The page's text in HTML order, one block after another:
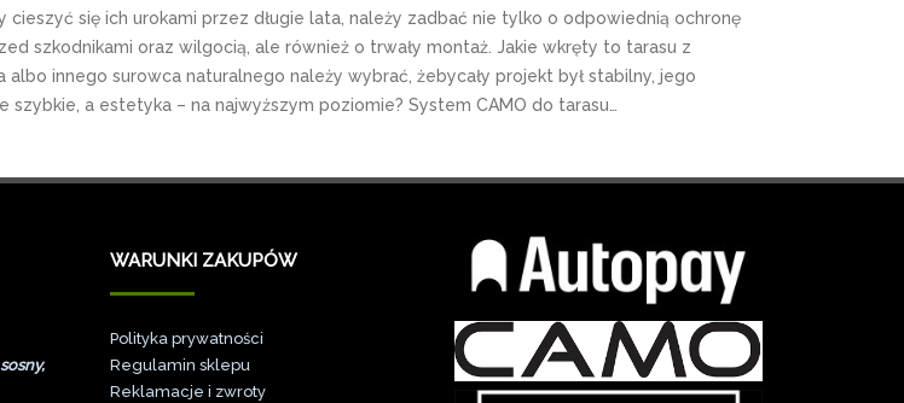
cieszyć się ich urokami przez długie lata, należy zadbać nie tylko o odpowiednią ochronę
szkodnikami oraz wilgocią, ale również o trwały montaż. Jakie wkręty to tarasu z
albo innego surowca naturalnego należy wybrać, żebycały projekt był stabilny, jego
szybkie, a estetyka – na najwyższym poziomie? System CAMO do tarasu…
WARUNKI ZAKUPÓW
Polityka prywatności
Regulamin sklepu
Reklamacje i zwroty